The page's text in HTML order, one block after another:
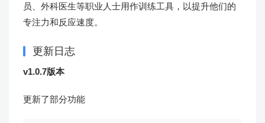
员、外科医生等职业人士用作训练工具，以提升他们的
专注力和反应速度。
更新日志
v1.0.7版本
更新了部分功能